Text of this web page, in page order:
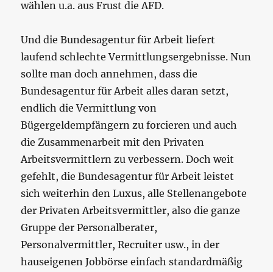
wählen u.a. aus Frust die AFD.
Und die Bundesagentur für Arbeit liefert
laufend schlechte Vermittlungsergebnisse. Nun
sollte man doch annehmen, dass die
Bundesagentur für Arbeit alles daran setzt,
endlich die Vermittlung von
Bügergeldempfängern zu forcieren und auch
die Zusammenarbeit mit den Privaten
Arbeitsvermittlern zu verbessern. Doch weit
gefehlt, die Bundesagentur für Arbeit leistet
sich weiterhin den Luxus, alle Stellenangebote
der Privaten Arbeitsvermittler, also die ganze
Gruppe der Personalberater,
Personalvermittler, Recruiter usw., in der
hauseigenen Jobbörse einfach standardmäßig